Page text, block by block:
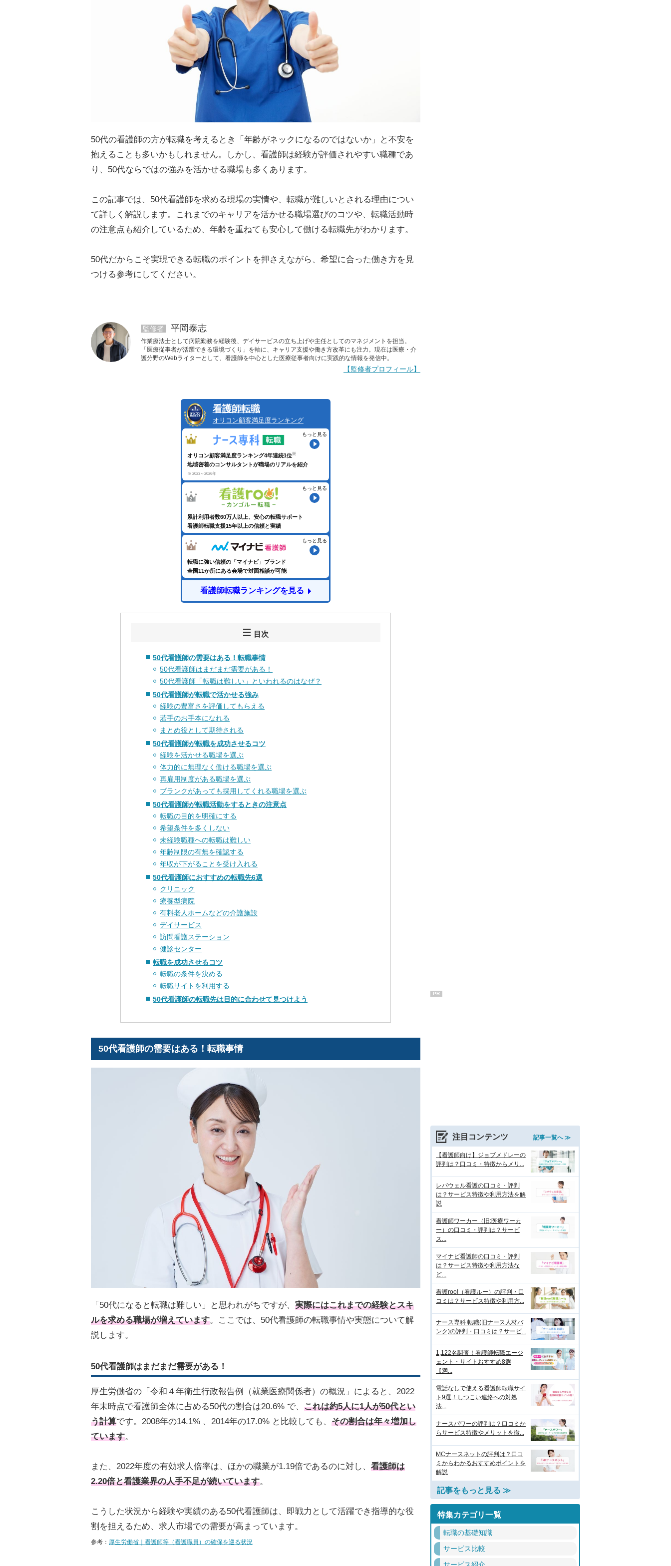
50代の看護師の方が転職を考えるとき「年齢がネックになるのではないか」と不安を
抱えることも多いかもしれません。しかし、看護師は経験が評価されやすい職種であ
り、50代ならではの強みを活かせる職場も多くあります。
この記事では、50代看護師を求める現場の実情や、転職が難しいとされる理由につい
て詳しく解説します。これまでのキャリアを活かせる職場選びのコツや、転職活動時
の注意点も紹介しているため、年齢を重ねても安心して働ける転職先がわかります。
50代だからこそ実現できる転職のポイントを押さえながら、希望に合った働き方を見
つける参考にしてください。
監修者 平岡泰志
作業療法士として病院勤務を経験後、デイサービスの立ち上げや主任としてのマネジメントを担当。
「医療従事者が活躍できる環境づくり」を軸に、キャリア支援や働き方改革にも注力。現在は医療・介
護分野のWebライターとして、看護師を中心とした医療従事者向けに実践的な情報を発信中。
【監修者プロフィール】
看護師転職
オリコン顧客満足度ランキング
もっと見る
オリコン顧客満足度ランキング4年連続1位
地域密着のコンサルタントが職場のリアルを紹介
※ 2023～2026年
もっと見る
累計利用者数60万人以上、安心の転職サポート
看護師転職支援15年以上の信頼と実績
もっと見る
転職に強い信頼の「マイナビ」ブランド
全国11か所にある会場で対面相談が可能
看護師転職ランキングを見る
目次
50代看護師の需要はある！転職事情
50代看護師はまだまだ需要がある！
50代看護師「転職は難しい」といわれるのはなぜ？
50代看護師が転職で活かせる強み
経験の豊富さを評価してもらえる
若手のお手本になれる
まとめ役として期待される
50代看護師が転職を成功させるコツ
経験を活かせる職場を選ぶ
体力的に無理なく働ける職場を選ぶ
再雇用制度がある職場を選ぶ
ブランクがあっても採用してくれる職場を選ぶ
50代看護師が転職活動をするときの注意点
転職の目的を明確にする
希望条件を多くしない
未経験職種への転職は難しい
年齢制限の有無を確認する
年収が下がることを受け入れる
50代看護師におすすめの転職先6選
クリニック
療養型病院
有料老人ホームなどの介護施設
デイサービス
訪問看護ステーション
健診センター
転職を成功させるコツ
転職の条件を決める
転職サイトを利用する
50代看護師の転職先は目的に合わせて見つけよう
50代看護師の需要はある！転職事情
「50代になると転職は難しい」と思われがちですが、 実際にはこれまでの経験とスキ
ルを求める職場が増えています。ここでは、50代看護師の転職事情や実態について解
説します。
50代看護師はまだまだ需要がある！
厚生労働省の「令和４年衛生行政報告例（就業医療関係者）の概況」によると、2022
年末時点で看護師全体に占める50代の割合は20.6% で、 これは約5人に1人が50代とい
う計算です。2008年の14.1% 、2014年の17.0% と比較しても、 その割合は年々増加し
ています。
また、2022年度の有効求人倍率は、ほかの職業が1.19倍であるのに対し、 看護師は
2.20倍と看護業界の人手不足が続いています。
こうした状況から経験や実績のある50代看護師は、即戦力として活躍でき指導的な役
割を担えるため、求人市場での需要が高まっています。
参考： 厚生労働省｜看護師等（看護職員）の確保を巡る状況
PR
注目コンテンツ 記事一覧へ ≫
【看護師向け】ジョブメドレーの
評判は？口コミ・特徴からメリ...
レバウェル看護の口コミ・評判
は？サービス特徴や利用方法を解
説
看護師ワーカー（旧:医療ワーカ
ー）の口コミ・評判は？サービ
ス...
マイナビ看護師の口コミ・評判
は？サービス特徴や利用方法な
ど...
看護roo!（看護ルー）の評判・口
コミは？サービス特徴や利用方...
ナース専科 転職(旧ナース人材バ
ンク)の評判・口コミは？サービ...
1,122名調査！看護師転職エージ
ェント・サイトおすすめ8選
【満...
電話なしで使える看護師転職サイ
ト9選！しつこい連絡への対処
法...
ナースパワーの評判は？口コミか
らサービス特徴やメリットを徹...
MCナースネットの評判は？口コ
ミからわかるおすすめポイントを
解説
記事をもっと見る ≫
特集カテゴリ一覧
転職の基礎知識
サービス比較